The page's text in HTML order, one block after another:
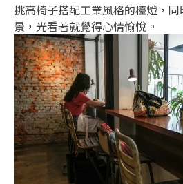
挑高椅子搭配工業風格的檯燈，
景，光看著就覺得心情愉悅。